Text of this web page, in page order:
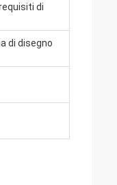
di
di disegno